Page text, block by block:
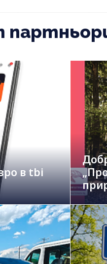
в tbi